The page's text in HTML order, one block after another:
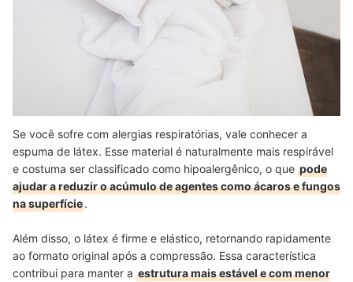
Se você sofre com alergias respiratórias, vale conhecer a
espuma de látex. Esse material é naturalmente mais respirável
e costuma ser classificado como hipoalergênico, o que pode
ajudar a reduzir o acúmulo de agentes como ácaros e fungos
na superfície.
Além disso, o látex é firme e elástico, retornando rapidamente
ao formato original após a compressão. Essa característica
contribui para manter a estrutura mais estável e com menor